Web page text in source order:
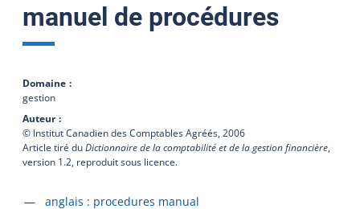
manuel de procédures
Domaine
gestion
Auteur
© Institut Canadien des Comptables Agréés, 2006
Article tiré duDictionnaire de la comptabilité et de la gestion financière,
version 1.2, reproduit sous licence.
Accéder à la fiche en
anglais : procedures manual